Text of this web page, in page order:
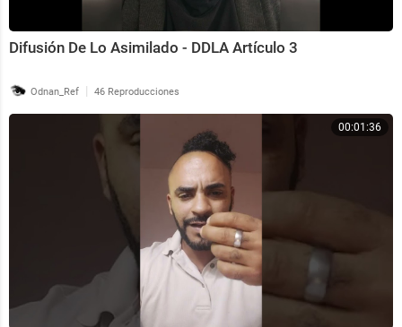
Difusión De Lo Asimilado - DDLA Artículo 3
Odnan_Ref | 46 Reproducciones
00:01:36